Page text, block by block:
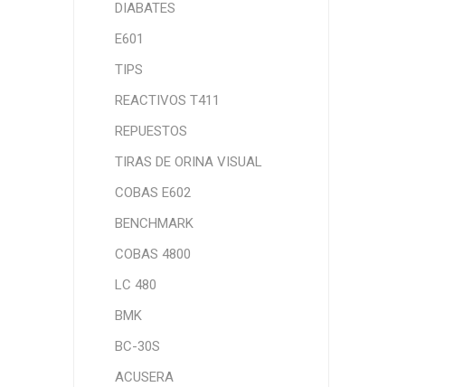
DIABATES
E601
TIPS
REACTIVOS T411
REPUESTOS
TIRAS DE ORINA VISUAL
COBAS E602
BENCHMARK
COBAS 4800
LC 480
BMK
BC-30S
ACUSERA